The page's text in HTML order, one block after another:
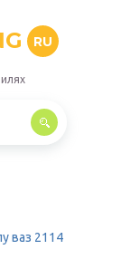
RU
ваз 2114